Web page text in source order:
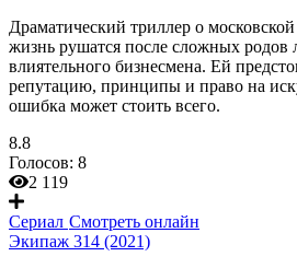
Драматический триллер о
жизнь рушатся после сложных
влиятельного бизнесмена. Ей
репутацию, принципы и право на
ошибка может стоить всего.
8.8
Голосов: 8
2 119
Сериал Смотреть онлайн
Экипаж 314 (2021)